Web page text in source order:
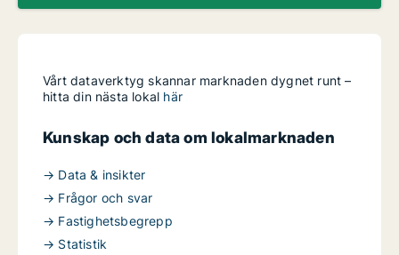
Vårt dataverktyg skannar marknaden dygnet runt –
hitta din nästa lokal här
Kunskap och data om lokalmarknaden
→ Data & insikter
→ Frågor och svar
→ Fastighetsbegrepp
→ Statistik